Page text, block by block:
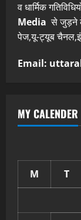
व धार्मिक
Media से जुड़ने
पेज,यू-ट्यूब
Email:
MY CALENDER
M T